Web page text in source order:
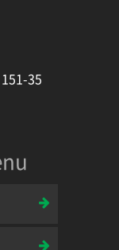
35